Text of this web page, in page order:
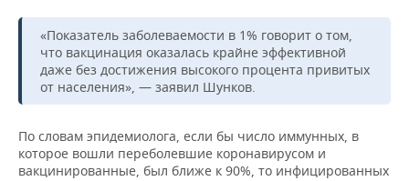
ВОЛЕЙБОЛ
КИБЕРСПОРТ
ВОДНЫЕ ВИДЫ СПОРТА
ИСТОРИЯ
КУЛЬТУРА
ОБРАЗОВАНИЕ
СПИСОК ПЕРСОН
СПИСОК КОМПАНИЙ
ПОЛНАЯ ВЕРСИЯ
«Показатель заболеваемости в 1% говорит о том,
что вакцинация оказалась крайне эффективной
даже без достижения высокого процента привитых
от населения», — заявил Шунков.
По словам эпидемиолога, если бы число иммунных, в
которое вошли переболевшие коронавирусом и
вакцинированные, был ближе к 90%, то инфицированных